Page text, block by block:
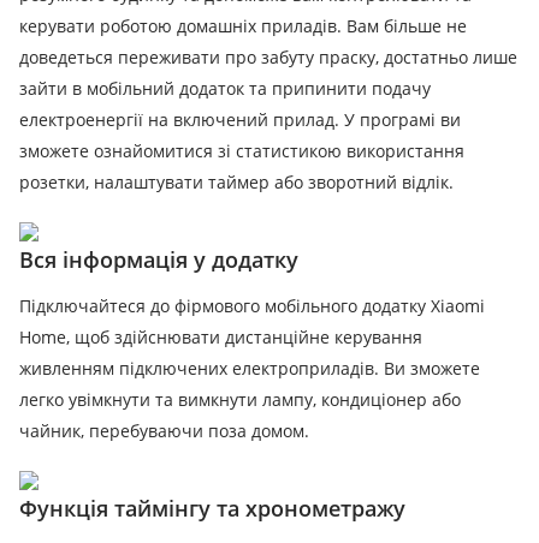
керувати роботою домашніх приладів. Вам більше не
доведеться переживати про забуту праску, достатньо лише
зайти в мобільний додаток та припинити подачу
електроенергії на включений прилад. У програмі ви
зможете ознайомитися зі статистикою використання
розетки, налаштувати таймер або зворотний відлік.
Вся інформація у додатку
Підключайтеся до фірмового мобільного додатку Xiaomi
Home, щоб здійснювати дистанційне керування
живленням підключених електроприладів. Ви зможете
легко увімкнути та вимкнути лампу, кондиціонер або
чайник, перебуваючи поза домом.
Функція таймінгу та хронометражу